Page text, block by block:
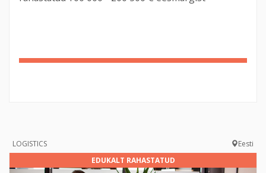
102%
LOGISTICS
Eesti
EDUKALT RAHASTATUD